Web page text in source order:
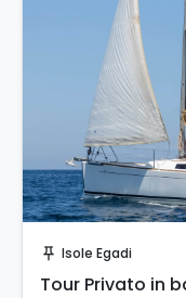
push_pin Isole Egadi
Tour Privato in